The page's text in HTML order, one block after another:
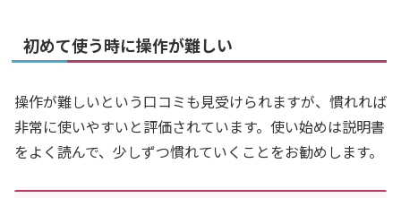
初めて使う時に操作が難しい
操作が難しいという口コミも見受けられますが、慣れれば
非常に使いやすいと評価されています。使い始めは説明書
をよく読んで、少しずつ慣れていくことをお勧めします。